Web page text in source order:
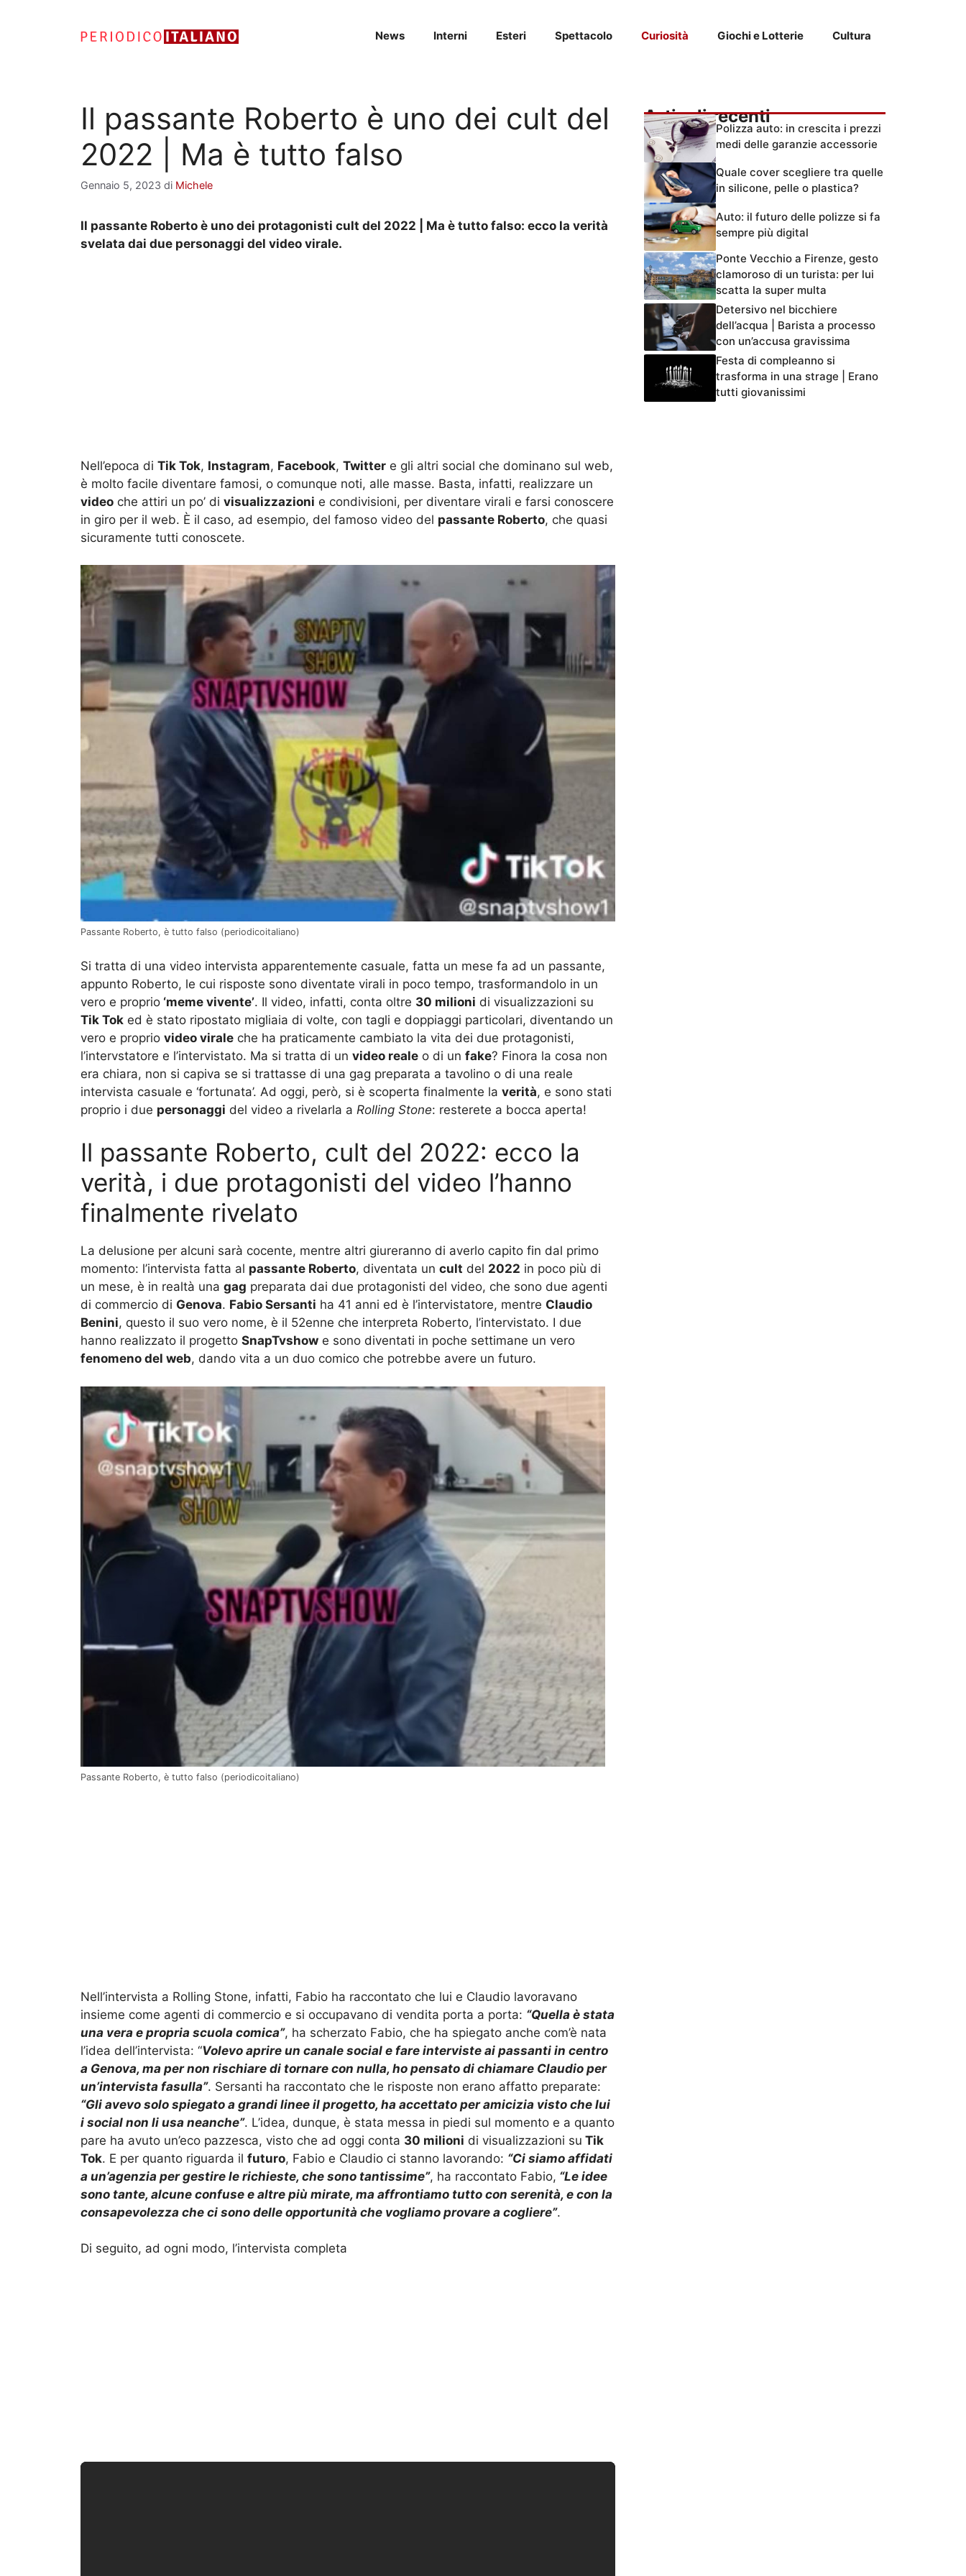
News Interni Esteri Spettacolo Curiosità Giochi e Lotterie Cultura
Il passante Roberto è uno dei cult del
2022 | Ma è tutto falso
Gennaio 5, 2023 di Michele
Il passante Roberto è uno dei protagonisti cult del 2022 | Ma è tutto falso: ecco la verità
svelata dai due personaggi del video virale.
Nell’epoca di Tik Tok, Instagram, Facebook, Twitter e gli altri social che dominano sul web,
è molto facile diventare famosi, o comunque noti, alle masse. Basta, infatti, realizzare un
video che attiri un po’ di visualizzazioni e condivisioni, per diventare virali e farsi conoscere
in giro per il web. È il caso, ad esempio, del famoso video del passante Roberto, che quasi
sicuramente tutti conoscete.
Passante Roberto, è tutto falso (periodicoitaliano)
Si tratta di una video intervista apparentemente casuale, fatta un mese fa ad un passante,
appunto Roberto, le cui risposte sono diventate virali in poco tempo, trasformandolo in un
vero e proprio ‘meme vivente’. Il video, infatti, conta oltre 30 milioni di visualizzazioni su
Tik Tok ed è stato ripostato migliaia di volte, con tagli e doppiaggi particolari, diventando un
vero e proprio video virale che ha praticamente cambiato la vita dei due protagonisti,
l’intervstatore e l’intervistato. Ma si tratta di un video reale o di un fake? Finora la cosa non
era chiara, non si capiva se si trattasse di una gag preparata a tavolino o di una reale
intervista casuale e ‘fortunata’. Ad oggi, però, si è scoperta finalmente la verità, e sono stati
proprio i due personaggi del video a rivelarla a Rolling Stone: resterete a bocca aperta!
Il passante Roberto, cult del 2022: ecco la
verità, i due protagonisti del video l’hanno
finalmente rivelato
La delusione per alcuni sarà cocente, mentre altri giureranno di averlo capito fin dal primo
momento: l’intervista fatta al passante Roberto, diventata un cult del 2022 in poco più di
un mese, è in realtà una gag preparata dai due protagonisti del video, che sono due agenti
di commercio di Genova. Fabio Sersanti ha 41 anni ed è l’intervistatore, mentre Claudio
Benini, questo il suo vero nome, è il 52enne che interpreta Roberto, l’intervistato. I due
hanno realizzato il progetto SnapTvshow e sono diventati in poche settimane un vero
fenomeno del web, dando vita a un duo comico che potrebbe avere un futuro.
Passante Roberto, è tutto falso (periodicoitaliano)
Nell’intervista a Rolling Stone, infatti, Fabio ha raccontato che lui e Claudio lavoravano
insieme come agenti di commercio e si occupavano di vendita porta a porta: “Quella è stata
una vera e propria scuola comica”, ha scherzato Fabio, che ha spiegato anche com’è nata
l’idea dell’intervista: “Volevo aprire un canale social e fare interviste ai passanti in centro
a Genova, ma per non rischiare di tornare con nulla, ho pensato di chiamare Claudio per
un’intervista fasulla”. Sersanti ha raccontato che le risposte non erano affatto preparate:
“Gli avevo solo spiegato a grandi linee il progetto, ha accettato per amicizia visto che lui
i social non li usa neanche”. L’idea, dunque, è stata messa in piedi sul momento e a quanto
pare ha avuto un’eco pazzesca, visto che ad oggi conta 30 milioni di visualizzazioni su Tik
Tok. E per quanto riguarda il futuro, Fabio e Claudio ci stanno lavorando: “Ci siamo affidati
a un’agenzia per gestire le richieste, che sono tantissime”, ha raccontato Fabio, “Le idee
sono tante, alcune confuse e altre più mirate, ma affrontiamo tutto con serenità, e con la
consapevolezza che ci sono delle opportunità che vogliamo provare a cogliere”.
Di seguito, ad ogni modo, l’intervista completa
Articoli recenti
Polizza auto: in crescita i prezzi
medi delle garanzie accessorie
Quale cover scegliere tra quelle
in silicone, pelle o plastica?
Auto: il futuro delle polizze si fa
sempre più digital
Ponte Vecchio a Firenze, gesto
clamoroso di un turista: per lui
scatta la super multa
Detersivo nel bicchiere
dell’acqua | Barista a processo
con un’accusa gravissima
Festa di compleanno si
trasforma in una strage | Erano
tutti giovanissimi